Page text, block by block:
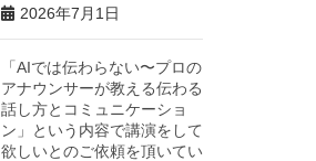
2026年7月1日
「AIでは伝わらない〜プロの
アナウンサーが教える伝わる
話し方とコミュニケーショ
ン」という内容で講演をして
欲しいとのご依頼を頂いてい